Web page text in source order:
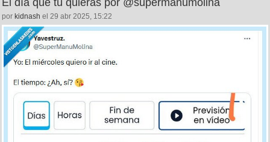
El día que tú quieras por @supermanumolina
por kidnash el 29 abr 2025, 15:22